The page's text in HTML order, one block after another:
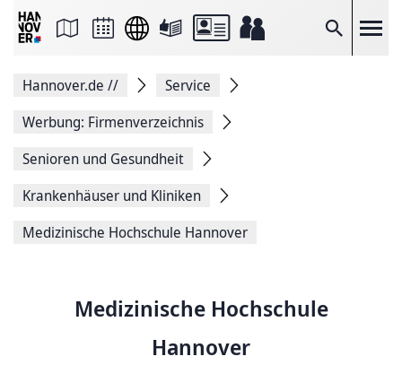
Suche
Seite
Facebook
teilen
Seitenlink
Seite
Hannover.de //
Service
Werbung: Firmenverzeichnis
Senioren und Gesundheit
Krankenhäuser und Kliniken
Medizinische Hochschule Hannover
Medizinische Hochschule
Hannover